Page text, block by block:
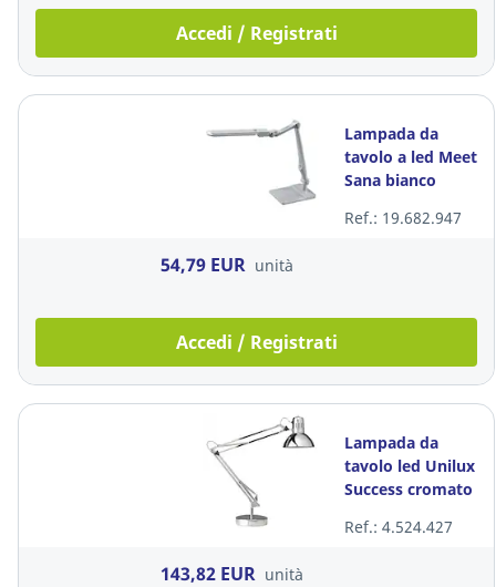
Accedi / Registrati
Lampada da
tavolo a led Meet
Sana bianco
Ref.: 19.682.947
54,79 EUR unità
Accedi / Registrati
Lampada da
tavolo led Unilux
Success cromato
Ref.: 4.524.427
143,82 EUR unità